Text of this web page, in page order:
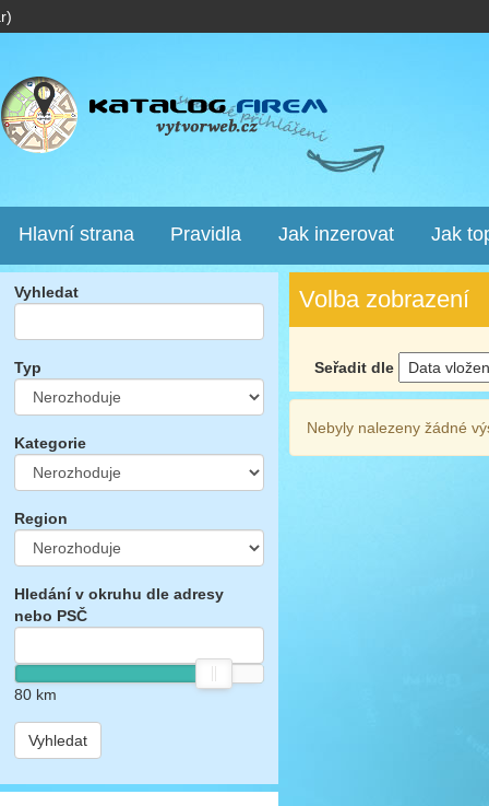
Hlavní strana Pravidla Jak inzerovat Jak
Vyhledat
Typ
Kategorie
Region
Hledání v okruhu dle adresy
nebo PSČ
80km
Vyhledat
Volba zobrazení
Seřadit dle
Nebyly nalezeny žádné